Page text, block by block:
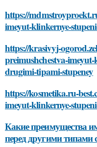
https://
imeyut-klinkernye-
https://krasivyj-
preimushchestva-
drugimi-tipami-stupeney
https://kosmetika.ru-
imeyut-klinkernye-
Какие преимущества
перед другими типами